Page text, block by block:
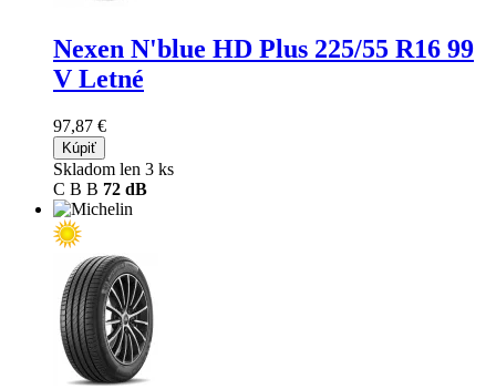
Nexen N'blue HD Plus 225/55 R16 99
V Letné
97,87 €
Kúpiť
Skladom len 3 ks
C B B 72 dB